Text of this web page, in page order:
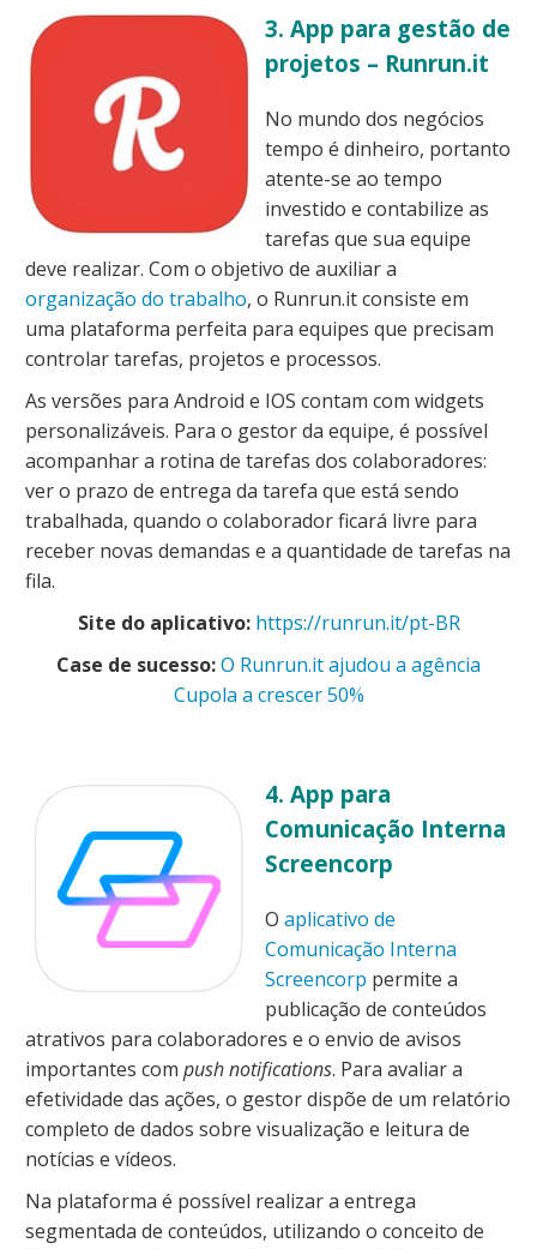
3. App para gestão de
projetos – Runrun.it
No mundo dos negócios
tempo é dinheiro, portanto
atente-se ao tempo
investido e contabilize as
tarefas que sua equipe
deve realizar. Com o objetivo de auxiliar a
organização do trabalho, o Runrun.it consiste em
uma plataforma perfeita para equipes que precisam
controlar tarefas, projetos e processos.
As versões para Android e IOS contam com widgets
personalizáveis. Para o gestor da equipe, é possível
acompanhar a rotina de tarefas dos colaboradores:
ver o prazo de entrega da tarefa que está sendo
trabalhada, quando o colaborador ficará livre para
receber novas demandas e a quantidade de tarefas na
fila.
Site do aplicativo: https://runrun.it/pt-BR
Case de sucesso:O Runrun.it ajudou a agência
Cupola a crescer 50%
4. App para
Comunicação Interna
Screencorp
O aplicativo de
Comunicação Interna
Screencorp permite a
publicação de conteúdos
atrativos para colaboradores e o envio de avisos
importantes com push notifications. Para avaliar a
efetividade das ações, o gestor dispõe de um relatório
completo de dados sobre visualização e leitura de
notícias e vídeos.
Na plataforma é possível realizar a entrega
segmentada de conteúdos, utilizando o conceito de